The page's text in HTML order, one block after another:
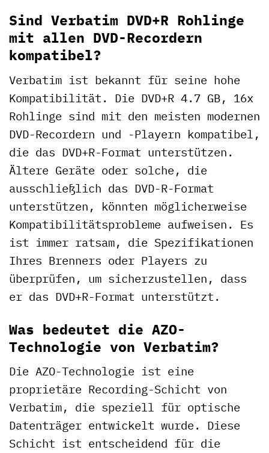
Sind Verbatim DVD+R Rohlinge
mit allen DVD-Recordern
kompatibel?
Verbatim ist bekannt für seine hohe
Kompatibilität. Die DVD+R 4.7 GB, 16x
Rohlinge sind mit den meisten modernen
DVD-Recordern und -Playern kompatibel,
die das DVD+R-Format unterstützen.
Ältere Geräte oder solche, die
ausschließlich das DVD-R-Format
unterstützen, könnten möglicherweise
Kompatibilitätsprobleme aufweisen. Es
ist immer ratsam, die Spezifikationen
Ihres Brenners oder Players zu
überprüfen, um sicherzustellen, dass
er das DVD+R-Format unterstützt.
Was bedeutet die AZO-
Technologie von Verbatim?
Die AZO-Technologie ist eine
proprietäre Recording-Schicht von
Verbatim, die speziell für optische
Datenträger entwickelt wurde. Diese
Schicht ist entscheidend für die